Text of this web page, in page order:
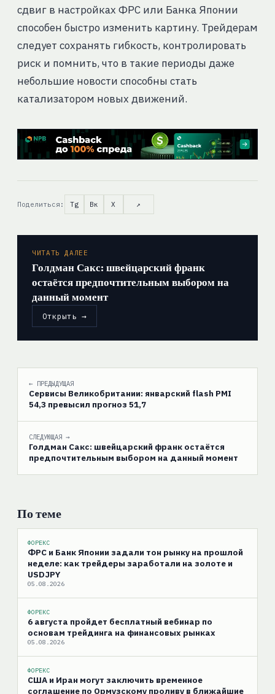
сдвиг в настройках ФРС или Банка Японии
способен быстро изменить картину. Трейдерам
следует сохранять гибкость, контролировать
риск и помнить, что в такие периоды даже
небольшие новости способны стать
катализатором новых движений.
Поделиться: Tg Вк X ↗
ЧИТАТЬ ДАЛЕЕ
Голдман Сакс: швейцарский франк
остаётся предпочтительным выбором на
данный момент
Открыть →
← ПРЕДЫДУЩАЯ
Сервисы Великобритании: январский flash PMI
54,3 превысил прогноз 51,7
СЛЕДУЮЩАЯ →
Голдман Сакс: швейцарский франк остаётся
предпочтительным выбором на данный момент
По теме
ФОРЕКС
ФРС и Банк Японии задали тон рынку на прошлой
неделе: как трейдеры заработали на золоте и
USDJPY
05.08.2026
ФОРЕКС
6 августа пройдет бесплатный вебинар по
основам трейдинга на финансовых рынках
05.08.2026
ФОРЕКС
США и Иран могут заключить временное
соглашение по Ормузскому проливу в ближайшие